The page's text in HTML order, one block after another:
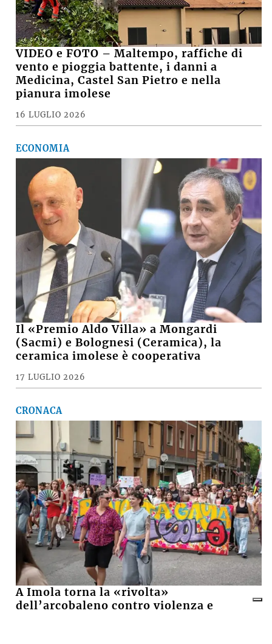
VIDEO e FOTO – Maltempo, raffiche di
vento e pioggia battente, i danni a
Medicina, Castel San Pietro e nella
pianura imolese
16 LUGLIO 2026
ECONOMIA
Il «Premio Aldo Villa» a Mongardi
(Sacmi) e Bolognesi (Ceramica), la
ceramica imolese è cooperativa
17 LUGLIO 2026
CRONACA
A Imola torna la «rivolta»
dell’arcobaleno contro violenza e